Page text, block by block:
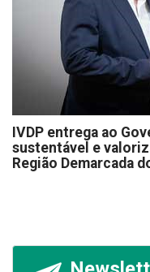
IVDP entrega ao
sustentável e
Região Demarcada